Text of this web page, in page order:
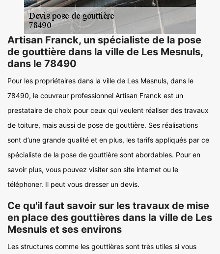
Artisan Franck, un spécialiste de la pose
de gouttière dans la ville de Les Mesnuls,
dans le 78490
Pour les propriétaires dans la ville de Les Mesnuls, dans le
78490, le couvreur professionnel Artisan Franck est un
prestataire de choix pour ceux qui veulent réaliser des travaux
de toiture, mais aussi de pose de gouttière. Ses réalisations
sont d’une grande qualité et en plus, les tarifs appliqués par ce
spécialiste de la pose de gouttière sont abordables. Pour en
savoir plus, vous pouvez visiter son site internet ou le
téléphoner. Il peut vous dresser un devis.
Ce qu'il faut savoir sur les travaux de mise
en place des gouttières dans la ville de Les
Mesnuls et ses environs
Les structures comme les gouttières sont très utiles si vous